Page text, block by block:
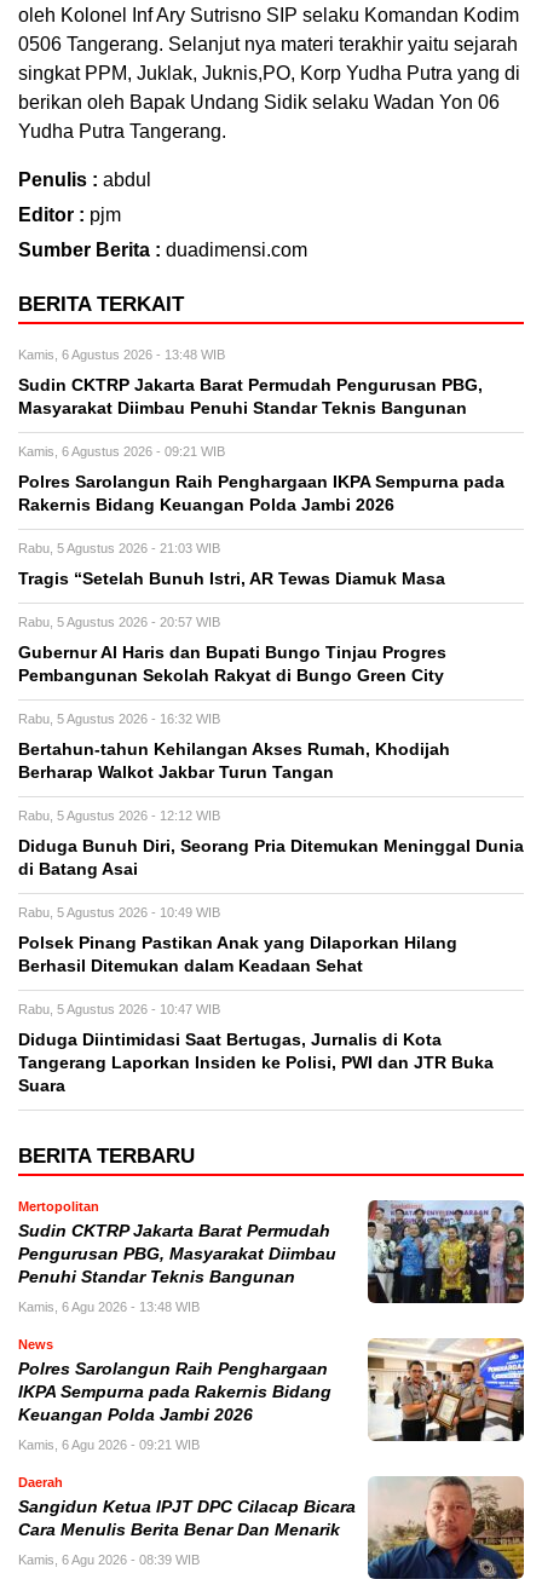
oleh Kolonel Inf Ary Sutrisno SIP selaku Komandan Kodim
0506 Tangerang. Selanjut nya materi terakhir yaitu sejarah
singkat PPM, Juklak, Juknis,PO, Korp Yudha Putra yang di
berikan oleh Bapak Undang Sidik selaku Wadan Yon 06
Yudha Putra Tangerang.
Penulis : abdul
Editor : pjm
Sumber Berita : duadimensi.com
BERITA TERKAIT
Kamis, 6 Agustus 2026 - 13:48 WIB
Sudin CKTRP Jakarta Barat Permudah Pengurusan PBG,
Masyarakat Diimbau Penuhi Standar Teknis Bangunan
Kamis, 6 Agustus 2026 - 09:21 WIB
Polres Sarolangun Raih Penghargaan IKPA Sempurna pada
Rakernis Bidang Keuangan Polda Jambi 2026
Rabu, 5 Agustus 2026 - 21:03 WIB
Tragis “Setelah Bunuh Istri, AR Tewas Diamuk Masa
Rabu, 5 Agustus 2026 - 20:57 WIB
​Gubernur Al Haris dan Bupati Bungo Tinjau Progres
Pembangunan Sekolah Rakyat di Bungo Green City
Rabu, 5 Agustus 2026 - 16:32 WIB
Bertahun-tahun Kehilangan Akses Rumah, Khodijah
Berharap Walkot Jakbar Turun Tangan
Rabu, 5 Agustus 2026 - 12:12 WIB
Diduga Bunuh Diri, Seorang Pria Ditemukan Meninggal Dunia
di Batang Asai
Rabu, 5 Agustus 2026 - 10:49 WIB
Polsek Pinang Pastikan Anak yang Dilaporkan Hilang
Berhasil Ditemukan dalam Keadaan Sehat
Rabu, 5 Agustus 2026 - 10:47 WIB
Diduga Diintimidasi Saat Bertugas, Jurnalis di Kota
Tangerang Laporkan Insiden ke Polisi, PWI dan JTR Buka
Suara
BERITA TERBARU
Mertopolitan
Sudin CKTRP Jakarta Barat Permudah
Pengurusan PBG, Masyarakat Diimbau
Penuhi Standar Teknis Bangunan
Kamis, 6 Agu 2026 - 13:48 WIB
News
Polres Sarolangun Raih Penghargaan
IKPA Sempurna pada Rakernis Bidang
Keuangan Polda Jambi 2026
Kamis, 6 Agu 2026 - 09:21 WIB
Daerah
Sangidun Ketua IPJT DPC Cilacap Bicara
Cara Menulis Berita Benar Dan Menarik
Kamis, 6 Agu 2026 - 08:39 WIB